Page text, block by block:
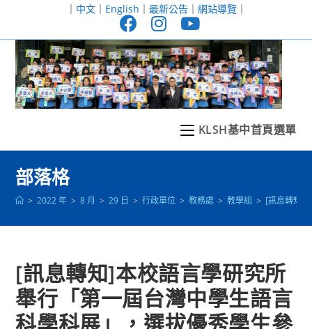
至
｜ 中文｜ English ｜ 最新公告｜ 網站導覽｜
KLSH基中首頁選單
部落格
> 2022 年 > 8 月 > 29 日 > 行政單位 > 教務處 > 教學組 > [訊息轉知]
[訊息轉知]本校語言學研究所
舉行「第一屆台灣中學生語言
科學科展」，選拔優秀學生參